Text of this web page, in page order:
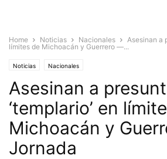
Home Noticias Nacionales
Asesinan a
límites de Michoacán y Guerrero —...
Noticias Nacionales
Asesinan a
‘templario’ en
Michoacán y
Jornada